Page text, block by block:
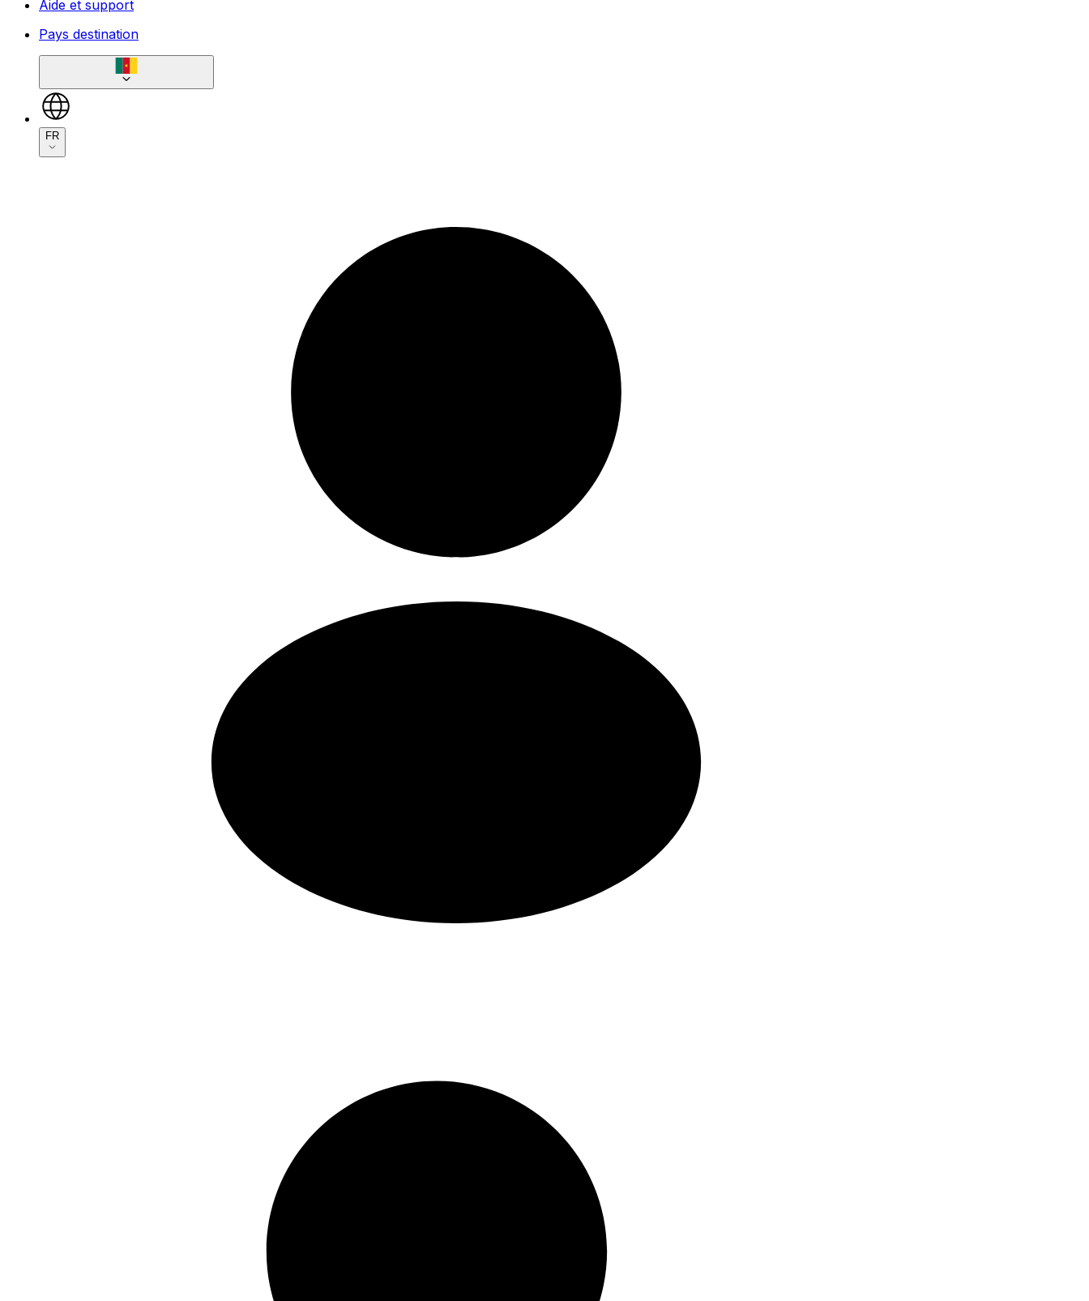
Aide et support
Pays destination
FR